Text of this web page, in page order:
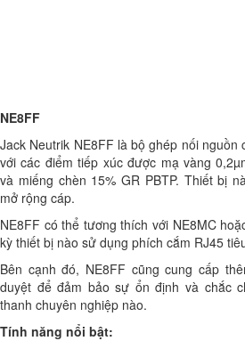
NE8FF
Jack Neutrik NE8FF là bộ ghép nối nguồn
với các điểm tiếp xúc được mạ vàng
và miếng chèn 15% GR PBTP. Thiết bị
mở rộng cáp.
NE8FF có thể tương thích với NE8MC
kỳ thiết bị nào sử dụng phích cắm RJ45
Bên cạnh đó, NE8FF cũng cung cấp
duyệt để đảm bảo sự ổn định và chắc
thanh chuyên nghiệp nào.
Tính năng nổi bật: